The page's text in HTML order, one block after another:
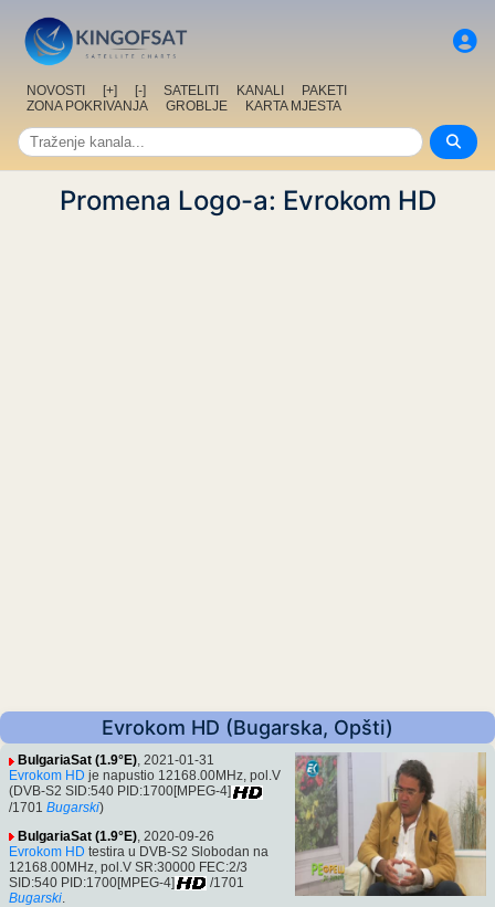
NOVOSTI [+] [-] SATELITI KANALI
PAKETI
ZONA POKRIVANJA
GROBLJE KARTA MJESTA
Promena Logo-a: Evrokom HD
Evrokom HD (Bugarska, Opšti)
BulgariaSat (1.9°E), 2021-01-31
Evrokom HD je napustio 12168.00MHz, pol.V
(DVB-S2 SID:540 PID:1700[MPEG-4]
/1701 Bugarski)
BulgariaSat (1.9°E) , 2020-09-26
Evrokom HD testira u DVB-S2 Slobodan na
12168.00MHz, pol.V SR:30000 FEC:2/3
SID:540 PID:1700[MPEG-4]
/1701
Bugarski.